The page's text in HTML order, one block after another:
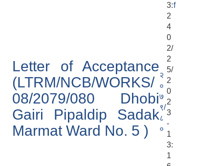
3:
2
4
f
Letter of Acceptance
(LTRM/NCB/WORKS/
08/2079/080 Dhobi
Gairi Pipaldip Sadak
Marmat Ward No. 5 )
२
०
७
९/
८
०
0
2/
2
5/
2
0
2
3
-
1
3:
1